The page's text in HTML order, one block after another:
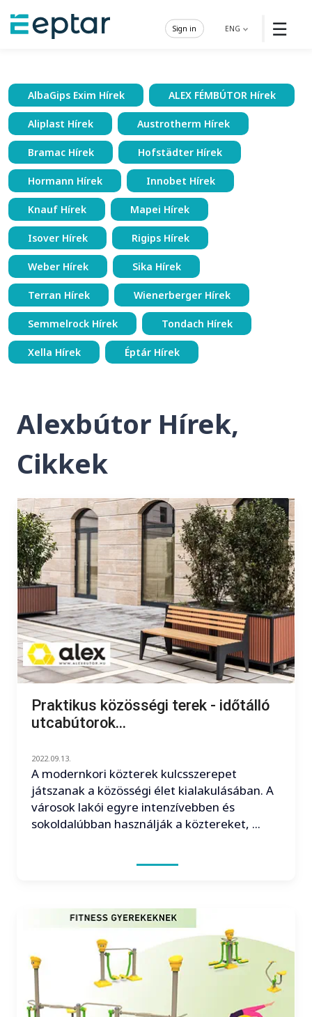
☰
ENG
Sign in
AlbaGips Exim Hírek ALEX FÉMBÚTOR Hírek
Aliplast Hírek Austrotherm Hírek
Bramac Hírek Hofstädter Hírek
Hormann Hírek Innobet Hírek
Knauf Hírek Mapei Hírek
Isover Hírek Rigips Hírek
Weber Hírek Sika Hírek
Terran Hírek Wienerberger Hírek
Semmelrock Hírek Tondach Hírek
Xella Hírek Éptár Hírek
Alexbútor Hírek,
Cikkek
Praktikus közösségi terek - időtálló
utcabútorok...
2022.09.13.
A modernkori közterek kulcsszerepet
játszanak a közösségi élet kialakulásában. A
városok lakói egyre intenzívebben és
sokoldalúbban használják a köztereket, ...